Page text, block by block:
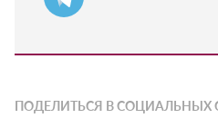
ПОДЕЛИТЬСЯ В СОЦИАЛЬНЫХ